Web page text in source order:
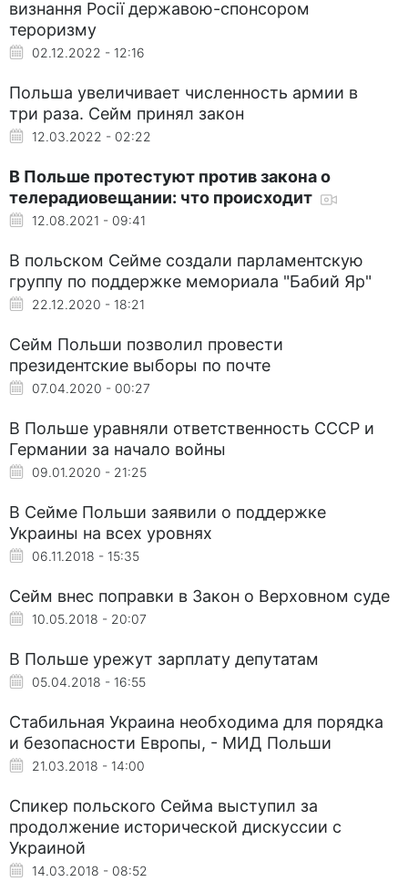
визнання Росії державою-спонсором
тероризму
02.12.2022 - 12:16
Польша увеличивает численность армии в
три раза. Сейм принял закон
12.03.2022 - 02:22
В Польше протестуют против закона о
телерадиовещании: что происходит
12.08.2021 - 09:41
В польском Сейме создали парламентскую
группу по поддержке мемориала "Бабий Яр"
22.12.2020 - 18:21
Сейм Польши позволил провести
президентские выборы по почте
07.04.2020 - 00:27
В Польше уравняли ответственность СССР и
Германии за начало войны
09.01.2020 - 21:25
В Сейме Польши заявили о поддержке
Украины на всех уровнях
06.11.2018 - 15:35
Сейм внес поправки в Закон о Верховном суде
10.05.2018 - 20:07
В Польше урежут зарплату депутатам
05.04.2018 - 16:55
Стабильная Украина необходима для порядка
и безопасности Европы, - МИД Польши
21.03.2018 - 14:00
Спикер польского Сейма выступил за
продолжение исторической дискуссии с
Украиной
14.03.2018 - 08:52